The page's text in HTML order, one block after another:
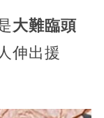
大難臨頭
伸出援